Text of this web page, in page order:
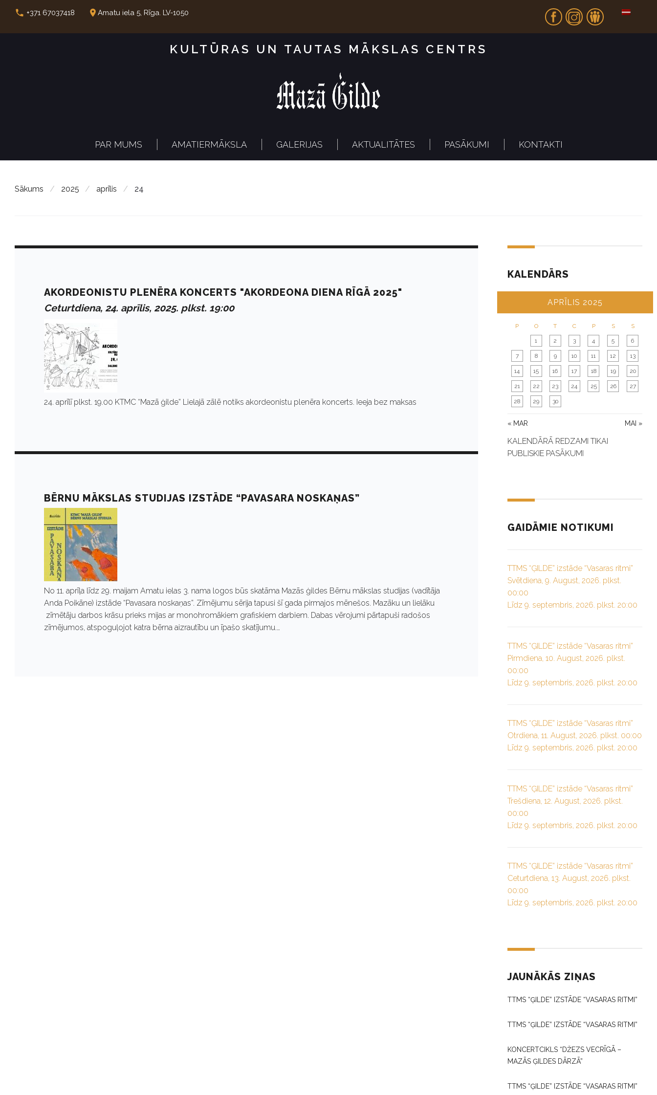
e
Fb In Dr
call +371 67037418 place Amatu iela 5, Rīga. LV-1050
KULTŪRAS UN TAUTAS MĀKSLAS CENTRS
PAR MUMS AMATIERMĀKSLA GALERIJAS AKTUALITĀTES PASĀKUMI KONTAKTI
Sākums / 2025 / aprīlis / 24
r
AKORDEONISTU PLENĒRA KONCERTS "AKORDEONA DIENA RĪGĀ 2025"
Ceturtdiena, 24. aprīlis, 2025. plkst. 19:00
24. aprīlī plkst. 19.00 KTMC “Mazā ģilde” Lielajā zālē notiks akordeonistu plenēra koncerts. Ieeja bez maksas
BĒRNU MĀKSLAS STUDIJAS IZSTĀDE “PAVASARA NOSKAŅAS”
No 11. aprīļa līdz 29. maijam Amatu ielas 3. nama logos būs skatāma Mazās ģildes Bērnu mākslas studijas (vadītāja
Anda Poikāne) izstāde “Pavasara noskaņas”. Zīmējumu sērija tapusi šī gada pirmajos mēnešos. Mazāku un lielāku
zīmētāju darbos krāsu prieks mijas ar monohromākiem grafiskiem darbiem. Dabas vērojumi pārtapuši radošos
zīmējumos, atspoguļojot katra bērna aizrautību un īpašo skatījumu.…
KALENDĀRS
APRĪLIS 2025
P O T C P S S
« MAR MAI »
1 2 3 4 5 6
7 8 9 10 11 12 13
14 15 16 17 18 19 20
21 22 23 24 25 26 27
28 29 30
KALENDĀRĀ REDZAMI TIKAI
PUBLISKIE PASĀKUMI
GAIDĀMIE NOTIKUMI
TTMS “ĢILDE” izstāde “Vasaras ritmi”
Svētdiena, 9. August, 2026. plkst.
00:00
Līdz 9. septembris, 2026. plkst. 20:00
TTMS “ĢILDE” izstāde “Vasaras ritmi”
Pirmdiena, 10. August, 2026. plkst.
00:00
Līdz 9. septembris, 2026. plkst. 20:00
TTMS “ĢILDE” izstāde “Vasaras ritmi”
Otrdiena, 11. August, 2026. plkst. 00:00
Līdz 9. septembris, 2026. plkst. 20:00
TTMS “ĢILDE” izstāde “Vasaras ritmi”
Trešdiena, 12. August, 2026. plkst.
00:00
Līdz 9. septembris, 2026. plkst. 20:00
TTMS “ĢILDE” izstāde “Vasaras ritmi”
Ceturtdiena, 13. August, 2026. plkst.
00:00
Līdz 9. septembris, 2026. plkst. 20:00
JAUNĀKĀS ZIŅAS
TTMS “ĢILDE” IZSTĀDE “VASARAS RITMI”
TTMS “ĢILDE” IZSTĀDE “VASARAS RITMI”
KONCERTCIKLS “DŽEZS VECRĪGĀ –
MAZĀS ĢILDES DĀRZĀ”
TTMS “ĢILDE” IZSTĀDE “VASARAS RITMI”